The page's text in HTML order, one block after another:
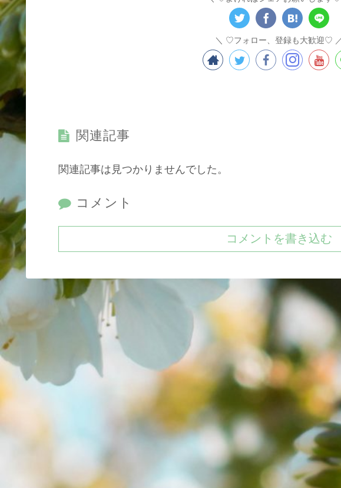
♡フォロー、登録も大歓迎♡
関連記事
関連記事は見つかりませんでした。
コメント
コメントを書き込む